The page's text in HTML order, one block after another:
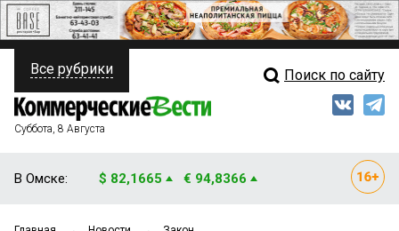
ПОЛИТИКА
ФИНАНСЫ
Свежий выпуск
Все рубрики Поиск по сайту
Суббота, 8 Августа
В Омске: $ 82,1665 € 94,8366